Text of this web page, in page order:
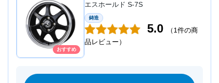
おすすめ
エスホールド S-7S
鋳造
5.0
（1件の商
品レビュー）